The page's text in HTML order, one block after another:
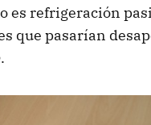
es refrigeración
que pasarían
.